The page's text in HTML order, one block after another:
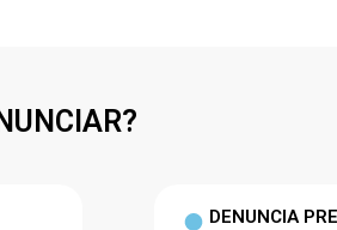
DENUNCIA